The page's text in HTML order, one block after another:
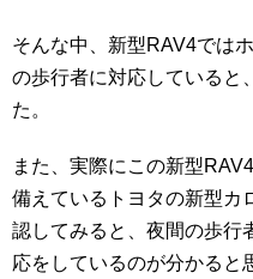
そんな中、新型RAV4では
の歩行者に対応していると
た。
また、実際にこの新型
備えているトヨタの新型カ
認してみると、夜間の歩行
応をしているのが分かると